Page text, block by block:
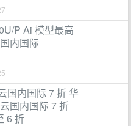
P Ai 模型最高
内国际
国内国际 7 折 华
国内国际 7 折
6 折